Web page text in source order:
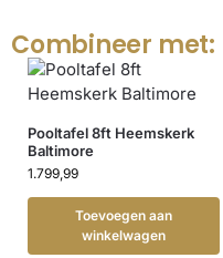
Combineer met:
Pooltafel 8ft Heemskerk
Baltimore
1.799,99
Toevoegen aan
winkelwagen